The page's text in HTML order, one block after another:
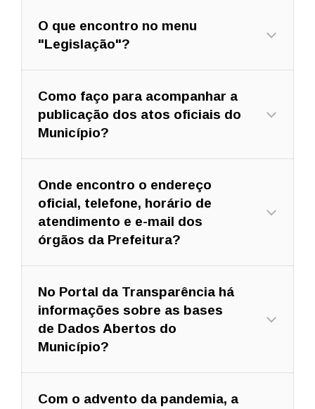
O que encontro no menu
"Legislação"?
Como faço para acompanhar a
publicação dos atos oficiais do
Município?
Onde encontro o endereço
oficial, telefone, horário de
atendimento e e-mail dos
órgãos da Prefeitura?
No Portal da Transparência há
informações sobre as bases
de Dados Abertos do
Município?
Com o advento da pandemia, a